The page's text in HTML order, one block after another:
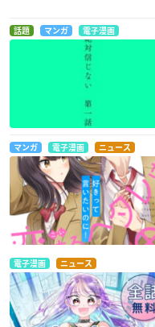
話題 マンガ 電子漫画
マンガ 電子漫画 ニュース
電子漫画 ニュース